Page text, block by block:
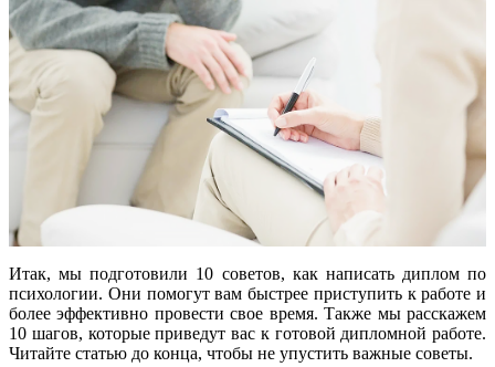
Итак, мы подготовили 10 советов, как написать диплом по
психологии. Они помогут вам быстрее приступить к работе и
более эффективно провести свое время. Также мы расскажем
10 шагов, которые приведут вас к готовой дипломной работе.
Читайте статью до конца, чтобы не упустить важные советы.